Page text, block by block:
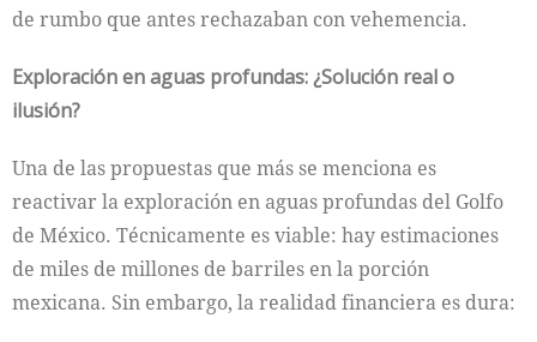
de rumbo que antes rechazaban con vehemencia.
Exploración en aguas profundas: ¿Solución real o
ilusión?
Una de las propuestas que más se menciona es
reactivar la exploración en aguas profundas del Golfo
de México. Técnicamente es viable: hay estimaciones
de miles de millones de barriles en la porción
mexicana. Sin embargo, la realidad financiera es dura: